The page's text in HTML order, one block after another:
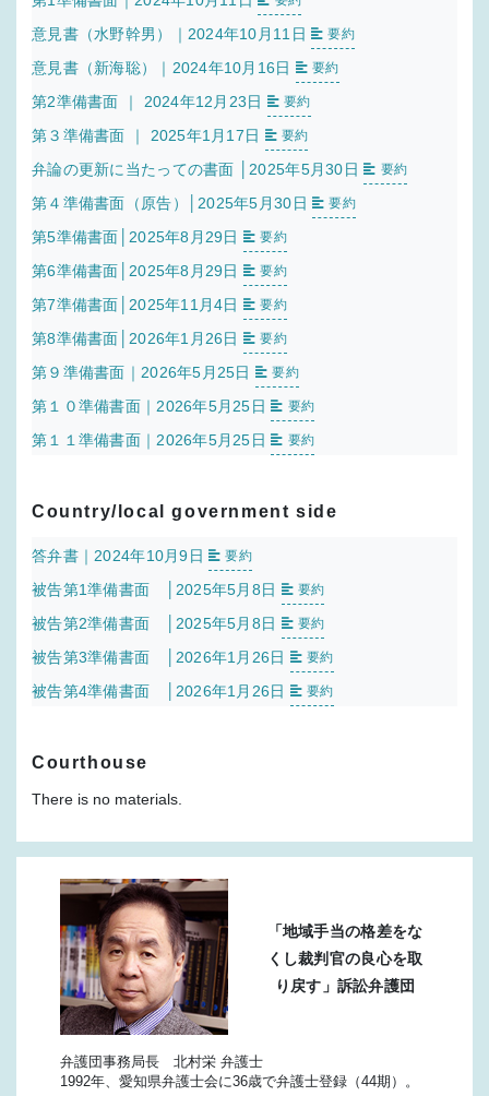
意見書（水野幹男）｜2024年10月11日 要約
意見書（新海聡）｜2024年10月16日 要約
第2準備書面 ｜ 2024年12月23日 要約
第３準備書面 ｜ 2025年1月17日 要約
弁論の更新に当たっての書面 │2025年5月30日 要約
第４準備書面（原告）│2025年5月30日 要約
第5準備書面│2025年8月29日 要約
第6準備書面│2025年8月29日 要約
第7準備書面│2025年11月4日 要約
第8準備書面│2026年1月26日 要約
第９準備書面｜2026年5月25日 要約
第１０準備書面｜2026年5月25日 要約
第１１準備書面｜2026年5月25日 要約
Country/local government side
答弁書｜2024年10月9日 要約
被告第1準備書面 │2025年5月8日 要約
被告第2準備書面 │2025年5月8日 要約
被告第3準備書面 │2026年1月26日 要約
被告第4準備書面 │2026年1月26日 要約
Courthouse
There is no materials.
「地域手当の格差をな
くし裁判官の良心を取
り戻す」訴訟弁護団
弁護団事務局長 北村栄 弁護士
1992年、愛知県弁護士会に36歳で弁護士登録（44期）。